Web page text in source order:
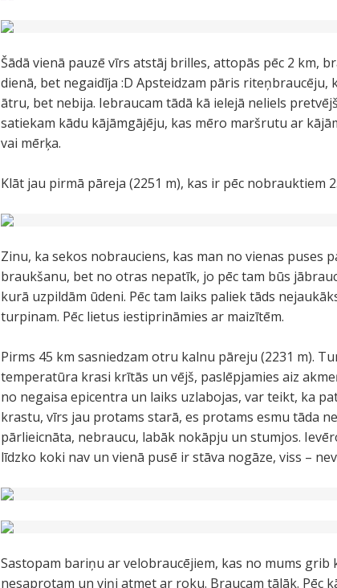
Šādā vienā pauzē vīrs atstāj brilles, attopās pēc 2 km,
dienā, bet negaidīja :D Apsteidzam pāris
ātru, bet nebija. Iebraucam tādā kā ielejā neliels
satiekam kādu kājāmgājēju, kas mēro maršrutu ar
vai mērķa.
Klāt jau pirmā pāreja (2251 m), kas ir pēc nobrauktiem
Zinu, ka sekos nobrauciens, kas man no vienas
braukšanu, bet no otras nepatīk, jo pēc tam būs
kurā uzpildām ūdeni. Pēc tam laiks paliek tāds
turpinam. Pēc lietus iestiprināmies ar maizītēm.
Pirms 45 km sasniedzam otru kalnu pāreju (2231 m).
temperatūra krasi krītās un vējš, paslēpjamies aiz
no negaisa epicentra un laiks uzlabojas, var teikt, ka
krastu, vīrs jau protams starā, es protams esmu tāda
pārlieicnāta, nebraucu, labāk nokāpju un stumjos.
līdzko koki nav un vienā pusē ir stāva nogāze, viss –
Sastopam bariņu ar velobraucējiem, kas no mums
nesaprotam un viņi atmet ar roku. Braucam tālāk. Pēc